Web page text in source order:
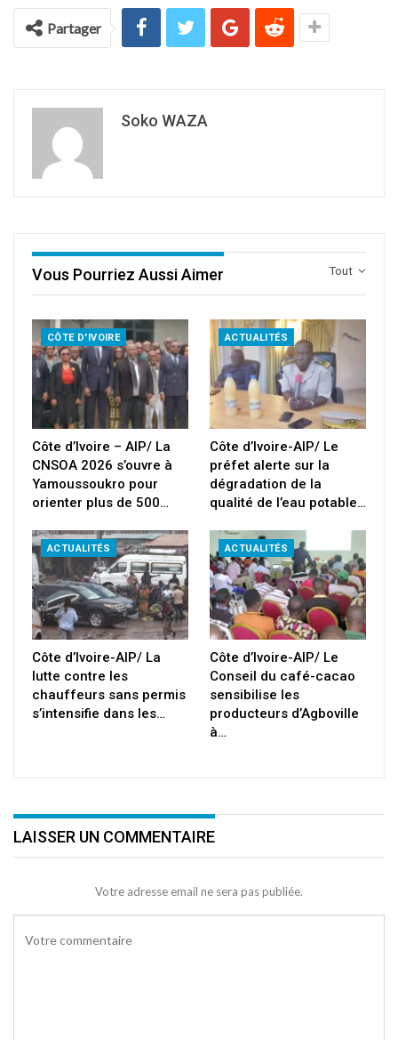
Partager
Soko WAZA
Tout
Vous Pourriez Aussi Aimer
CÔTE D'IVOIRE
Côte d’Ivoire – AIP/ La
CNSOA 2026 s’ouvre à
Yamoussoukro pour
orienter plus de 500…
ACTUALITÉS
Côte d’Ivoire-AIP/ Le
préfet alerte sur la
dégradation de la
qualité de l’eau potable…
ACTUALITÉS
Côte d’Ivoire-AIP/ La
lutte contre les
chauffeurs sans permis
s’intensifie dans les…
ACTUALITÉS
Côte d’Ivoire-AIP/ Le
Conseil du café-cacao
sensibilise les
producteurs d’Agboville
à…
LAISSER UN COMMENTAIRE
Votre adresse email ne sera pas publiée.